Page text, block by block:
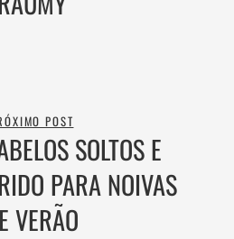
POST
SOLTOS E
PARA NOIVAS
VERÃO